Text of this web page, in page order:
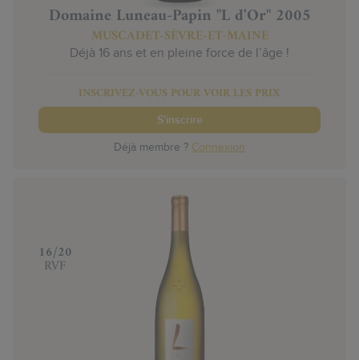
Domaine Luneau-Papin "L d'Or" 2005
MUSCADET-SÈVRE-ET-MAINE
Déjà 16 ans et en pleine force de l’âge !
INSCRIVEZ-VOUS POUR VOIR LES PRIX
S'inscrire
Déjà membre ? Connexion
‍16/20
RVF